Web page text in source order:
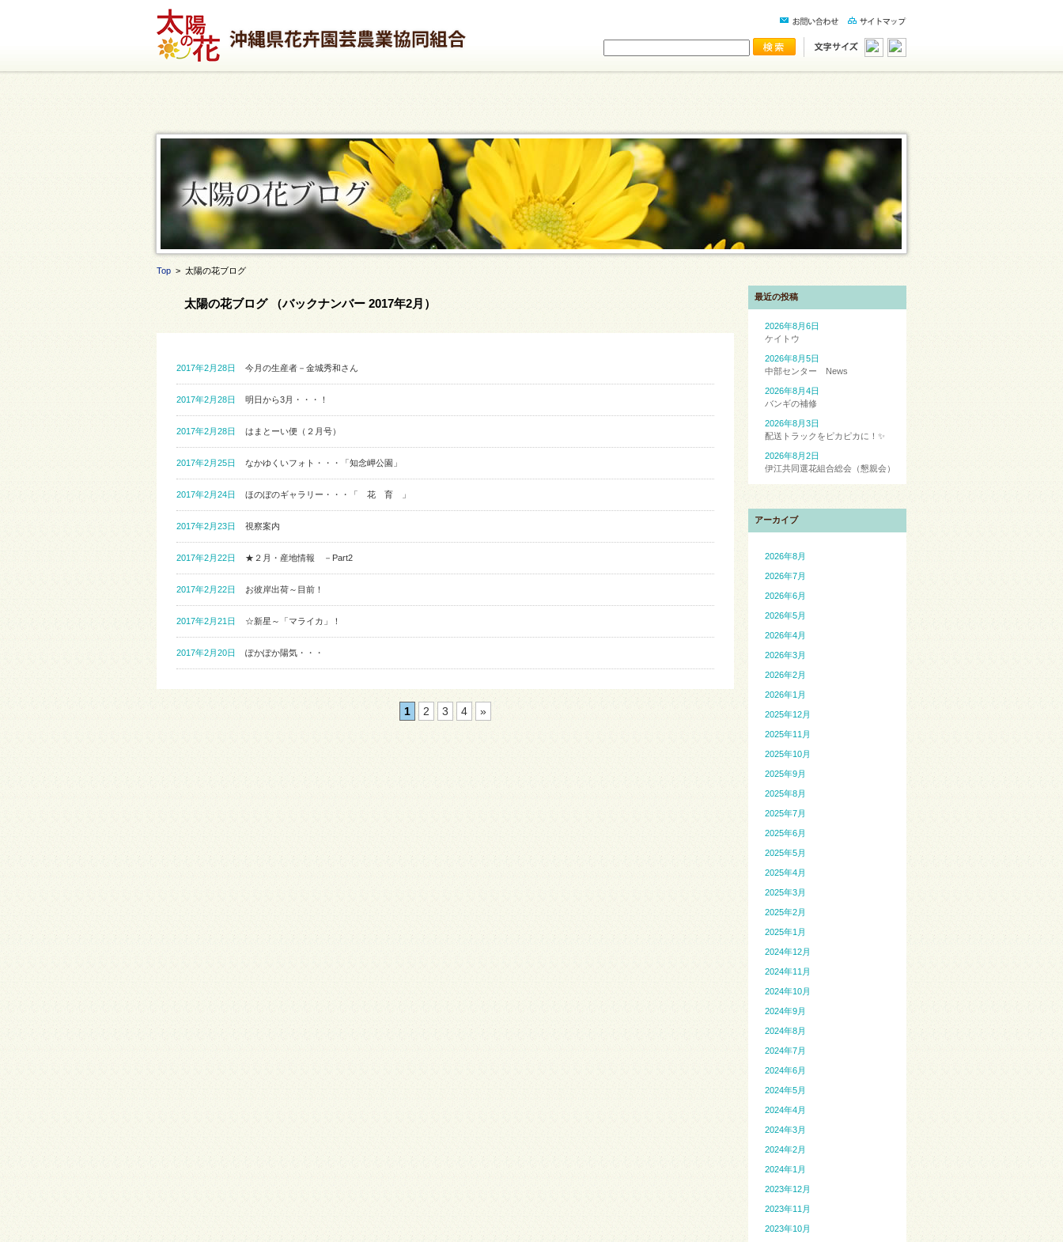
Top > 太陽の花ブログ
太陽の花ブログ （バックナンバー 2017年2月）
2017年2月28日 今月の生産者－金城秀和さん
2017年2月28日 明日から3月・・・！
2017年2月28日 はまとーい便（２月号）
2017年2月25日 なかゆくいフォト・・・「知念岬公園」
2017年2月24日 ほのぼのギャラリー・・・「 花 育 」
2017年2月23日 視察案内
2017年2月22日 ★２月・産地情報 －Part2
2017年2月22日 お彼岸出荷～目前！
2017年2月21日 ☆新星～「マライカ」！
2017年2月20日 ぽかぽか陽気・・・
1 2 3 4 »
最近の投稿
2026年8月6日
ケイトウ
2026年8月5日
中部センター News
2026年8月4日
バンギの補修
2026年8月3日
配送トラックをピカピカに！✨
2026年8月2日
伊江共同選花組合総会（懇親会）
アーカイブ
2026年8月
2026年7月
2026年6月
2026年5月
2026年4月
2026年3月
2026年2月
2026年1月
2025年12月
2025年11月
2025年10月
2025年9月
2025年8月
2025年7月
2025年6月
2025年5月
2025年4月
2025年3月
2025年2月
2025年1月
2024年12月
2024年11月
2024年10月
2024年9月
2024年8月
2024年7月
2024年6月
2024年5月
2024年4月
2024年3月
2024年2月
2024年1月
2023年12月
2023年11月
2023年10月